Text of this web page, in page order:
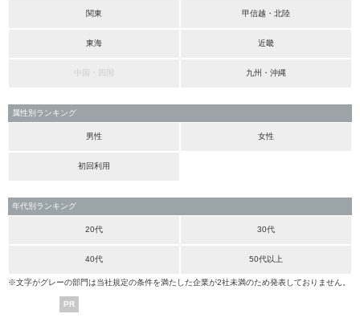
関東 甲信越・北陸
東海 近畿
中国・四国 九州・沖縄
属性別ランキング
男性 女性
初回利用
年代別ランキング
20代 30代
40代 50代以上
※文字がグレーの部門は当社規定の条件を満たした企業が2社未満のため発表しておりません。
PR